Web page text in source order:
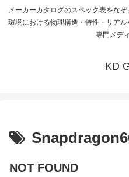
メーカーカタログのスペック表をな
環境における物理構造・特性・リア
専門メデ
KD
NOT FOUND